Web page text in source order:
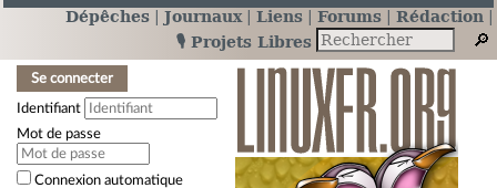
Dépêches Journaux Liens Forums
Rédaction
🎙️ Projets Libres
Se connecter
Identifiant
Mot de passe
Connexion automatique